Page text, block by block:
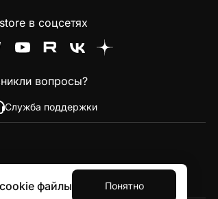
в соцсетях
вопросы?
Служба поддержки
файлы Понятно